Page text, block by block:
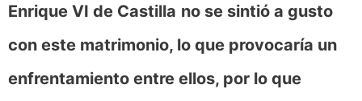
Enrique VI de Castilla no se sintió a gusto
con este matrimonio, lo que provocaría un
enfrentamiento entre ellos, por lo que